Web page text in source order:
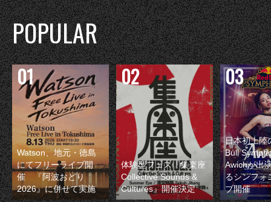
POPULAR
Watson、地元・徳島
にてフリーライブ開
催 『阿波おどり
2026』に併せて実施
体験型フェス『集楽座
Collective Sounds &
Cultures』開催決定
日本初上陸
Bull
Awichが出
るシンフォ
ブ開催